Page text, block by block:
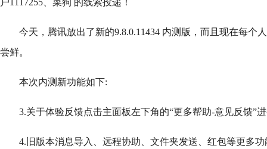
今天，腾讯放出了新的9.8.0.11434 内测版，而且现在每个
尝鲜。
本次内测新功能如下:
3.关于体验反馈点击主面板左下角的“更多帮助-意见反馈”
4.旧版本消息导入、远程协助、文件夹发送、红包等更多